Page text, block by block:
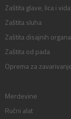
Zaštita glave, lica i vida
Zaštita sluha
Zaštita disajnih organa
Zaštita od pada
Oprema za
Merdevine
Ručni alat